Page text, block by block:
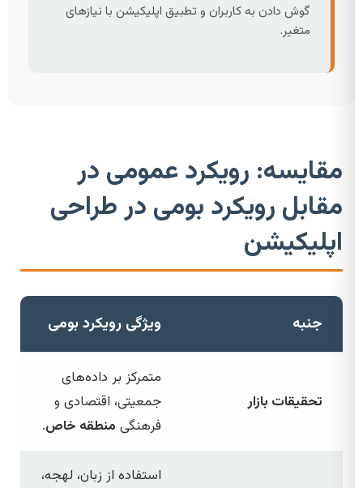
گوش دادن به کاربران و تطبیق اپلیکیشن با نیازهای
متغیر.
مقایسه: رویکرد عمومی در
مقابل رویکرد بومی در طراحی
اپلیکیشن
جنبه ویژگی رویکرد بومی
تحقیقات بازار
متمرکز بر داده‌های
جمعیتی، اقتصادی و
فرهنگی منطقه خاص.
استفاده از زبان، لهجه،